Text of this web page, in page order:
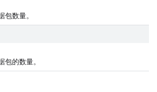
包数量。
包的数量。